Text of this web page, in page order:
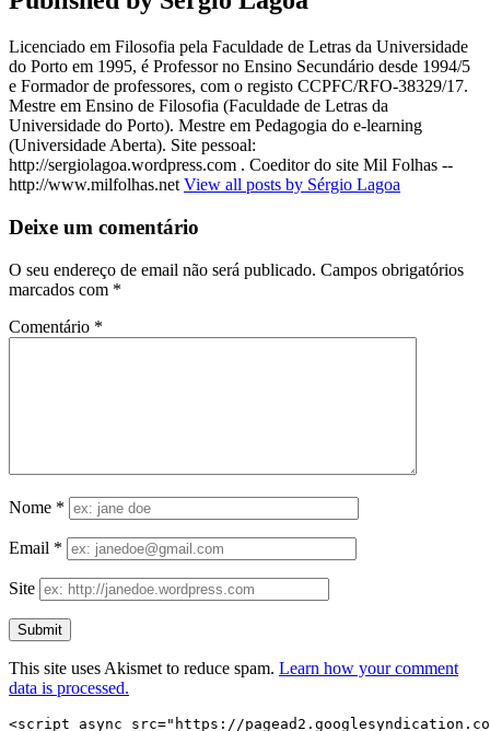
Licenciado em Filosofia pela Faculdade de Letras da Universidade
do Porto em 1995, é Professor no Ensino Secundário desde 1994/5
e Formador de professores, com o registo CCPFC/RFO-38329/17.
Mestre em Ensino de Filosofia (Faculdade de Letras da
Universidade do Porto). Mestre em Pedagogia do e-learning
(Universidade Aberta). Site pessoal:
http://sergiolagoa.wordpress.com . Coeditor do site Mil Folhas --
http://www.milfolhas.net View all posts by Sérgio Lagoa
Deixe um comentário
O seu endereço de email não será publicado. Campos obrigatórios
marcados com *
Comentário *
Nome *
Email *
Site
This site uses Akismet to reduce spam. Learn how your comment
data is processed.
<script async src="https://